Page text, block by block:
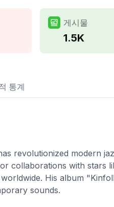
게시물
1.5K
통계
revolutionized modern
collaborations with stars
His album
sounds.